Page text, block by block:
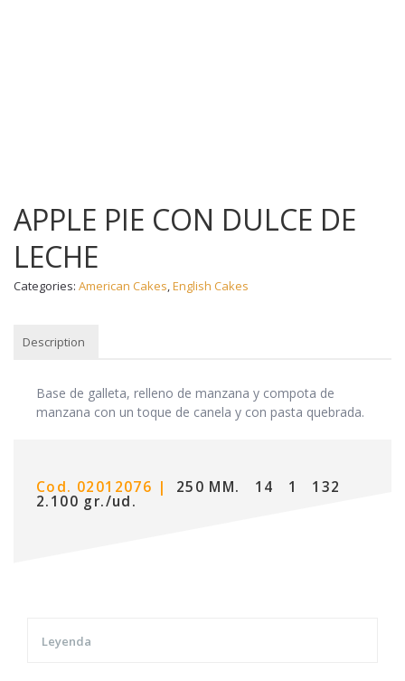
APPLE PIE CON DULCE DE
LECHE
Categories: American Cakes,English Cakes
Description
DESCRIPTION
Base de galleta, relleno de manzana y compota de
manzana con un toque de canela y con pasta quebrada.
Cod. 02012076 | 250 MM. 14 1 132
2.100 gr./ud.
Leyenda